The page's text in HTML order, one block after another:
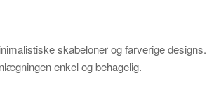
skabeloner og farverige designs.
enkel og behagelig.